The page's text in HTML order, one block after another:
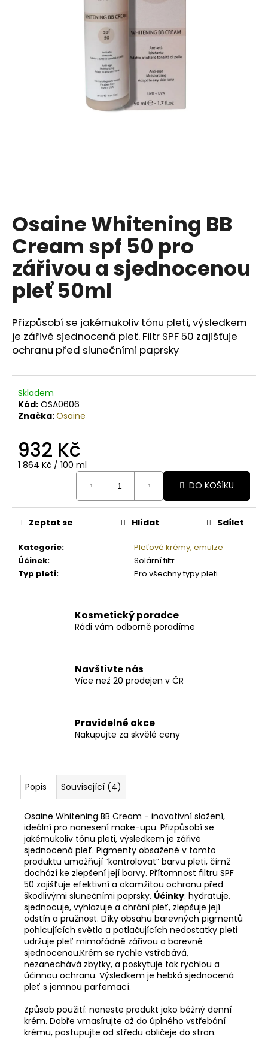
Osaine Whitening BB
Cream spf 50 pro
zářivou a sjednocenou
pleť 50ml
Přizpůsobí se jakémukoliv tónu pleti, výsledkem
je zářivě sjednocená pleť. Filtr SPF 50 zajišťuje
ochranu před slunečními paprsky
Skladem
Kód: OSA0606
Značka:Osaine
932 Kč
Měrná
1 864 Kč / 100 ml
DO KOŠÍKU
Kategorie:
Pleťové krémy, emulze
Účinek:
Solární filtr
Typ pleti: Pro všechny typy pleti
Zeptat se Hlídat Sdílet
Kosmetický poradce
Rádi vám odborně poradíme
Navštivte nás
Více než 20 prodejen v ČR
Pravidelné akce
Nakupujte za skvělé ceny
Popis Související (4)
Osaine Whitening BB Cream - inovativní složení,
ideální pro nanesení make-upu. Přizpůsobí se
jakémukoliv tónu pleti, výsledkem je zářivě
sjednocená pleť. Pigmenty obsažené v tomto
produktu umožňují “kontrolovat” barvu pleti, čímž
dochází ke zlepšení její barvy. Přítomnost filtru SPF
50 zajišťuje efektivní a okamžitou ochranu před
škodlivými slunečními paprsky. Účinky: hydratuje,
sjednocuje, vyhlazuje a chrání pleť, zlepšuje její
odstín a pružnost. Díky obsahu barevných pigmentů
pohlcujících světlo a potlačujících nedostatky pleti
udržuje pleť mimořádně zářivou a barevně
sjednocenou.Krém se rychle vstřebává,
nezanechává zbytky, a poskytuje tak rychlou a
účinnou ochranu. Výsledkem je hebká sjednocená
pleť s jemnou parfemací.
Způsob použití: naneste produkt jako běžný denní
krém. Dobře vmasírujte až do úplného vstřebání
krému, postupujte od středu obličeje do stran.
p
o
r
u
č
u
m
e
COMPLEX
BARVA
SET
5.99
ČOKOLÁDA
129
Kč
Původně: